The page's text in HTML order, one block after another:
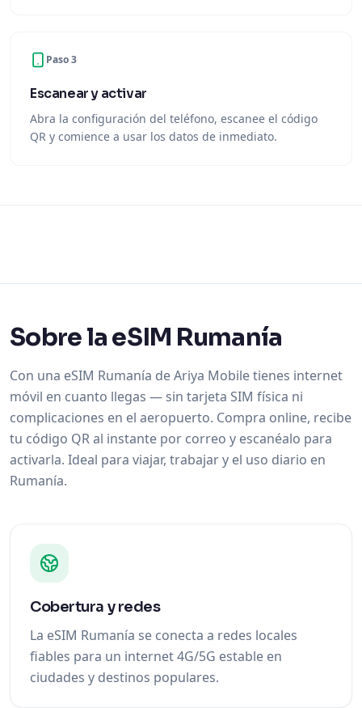
Paso 3
Escanear y activar
Abra la configuración del teléfono, escanee el código
QR y comience a usar los datos de inmediato.
Sobre la eSIM Rumanía
Con una eSIM Rumanía de Ariya Mobile tienes internet
móvil en cuanto llegas — sin tarjeta SIM física ni
complicaciones en el aeropuerto. Compra online, recibe
tu código QR al instante por correo y escanéalo para
activarla. Ideal para viajar, trabajar y el uso diario en
Rumanía.
Cobertura y redes
La eSIM Rumanía se conecta a redes locales
fiables para un internet 4G/5G estable en
ciudades y destinos populares.